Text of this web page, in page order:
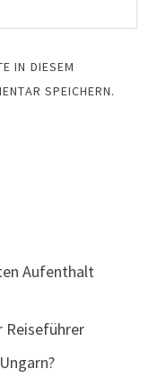
IN DIESEM
SPEICHERN.
Aufenthalt
Reiseführer